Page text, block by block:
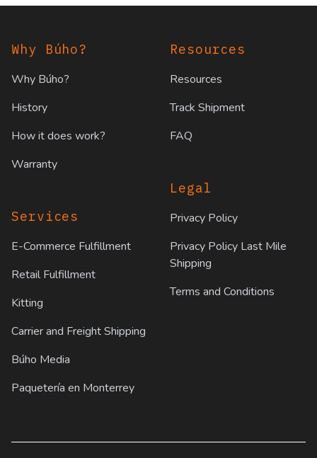
Why Búho?
Why Búho?
History
How it does work?
Warranty
Services
E-Commerce Fulfillment
Retail Fulfillment
Kitting
Carrier and Freight Shipping
Búho Media
Paquetería en Monterrey
Resources
Resources
Track Shipment
FAQ
Legal
Privacy Policy
Privacy Policy Last Mile
Shipping
Terms and Conditions